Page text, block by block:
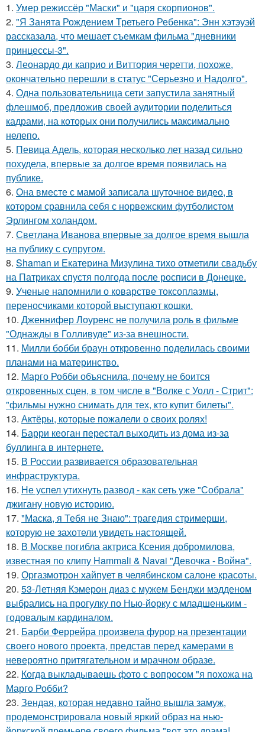
1. Умер режиссёр "Маски" и "царя скорпионов".
2. "Я Занята Рождением Третьего Ребенка": Энн хэтэуэй
рассказала, что мешает съемкам фильма "дневники
принцессы-3".
3. Леонардо ди каприо и Виттория черетти, похоже,
окончательно перешли в статус "Серьезно и Надолго".
4. Одна пользовательница сети запустила занятный
флешмоб, предложив своей аудитории поделиться
кадрами, на которых они получились максимально
нелепо.
5. Певица Адель, которая несколько лет назад сильно
похудела, впервые за долгое время появилась на
публике.
6. Она вместе с мамой записала шуточное видео, в
котором сравнила себя с норвежским футболистом
Эрлингом холандом.
7. Светлана Иванова впервые за долгое время вышла
на публику с супругом.
8. Shaman и Екатерина Мизулина тихо отметили свадьбу
на Патриках спустя полгода после росписи в Донецке.
9. Ученые напомнили о коварстве токсоплазмы,
переносчиками которой выступают кошки.
10. Дженнифер Лоуренс не получила роль в фильме
"Однажды в Голливуде" из-за внешности.
11. Милли бобби браун откровенно поделилась своими
планами на материнство.
12. Марго Робби объяснила, почему не боится
откровенных сцен, в том числе в "Волке с Уолл - Стрит":
"фильмы нужно снимать для тех, кто купит билеты".
13. Актёры, которые пожалели о своих ролях!
14. Барри кеоган перестал выходить из дома из-за
буллинга в интернете.
15. В России развивается образовательная
инфраструктура.
16. Не успел утихнуть развод - как сеть уже "Собрала"
джигану новую историю.
17. "Маска, я Тебя не Знаю": трагедия стримерши,
которую не захотели увидеть настоящей.
18. В Москве погибла актриса Ксения добромилова,
известная по клипу Hammali & Navai "Девочка - Война".
19. Оргазмотрон хайпует в челябинском салоне красоты.
20. 53-Летняя Кэмерон диаз с мужем Бенджи мэдденом
выбрались на прогулку по Нью-йорку с младшеньким -
годовалым кардиналом.
21. Барби Феррейра произвела фурор на презентации
своего нового проекта, представ перед камерами в
невероятно притягательном и мрачном образе.
22. Когда выкладываешь фото с вопросом "я похожа на
Марго Робби?
23. Зендая, которая недавно тайно вышла замуж,
продемонстрировала новый яркий образ на нью-